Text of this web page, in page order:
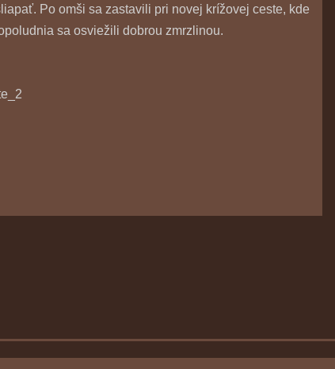
Po omši sa zastavili pri novej krížovej ceste, kde
sa osviežili dobrou zmrzlinou.